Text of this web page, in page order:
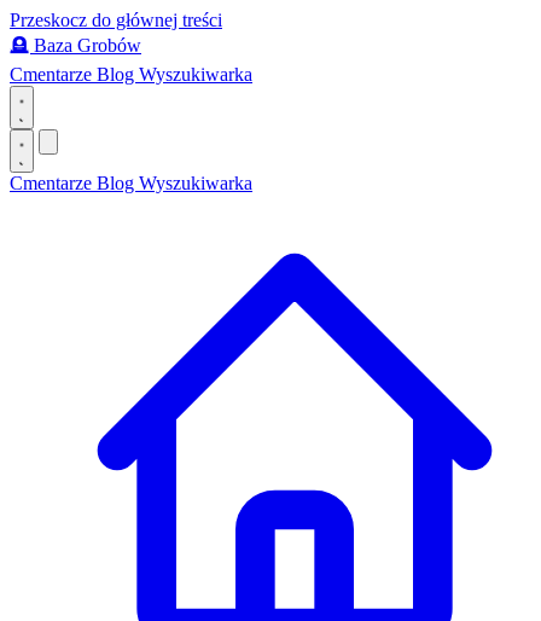
Przeskocz do głównej treści
🪦 Baza Grobów
Cmentarze Blog Wyszukiwarka
Cmentarze Blog Wyszukiwarka